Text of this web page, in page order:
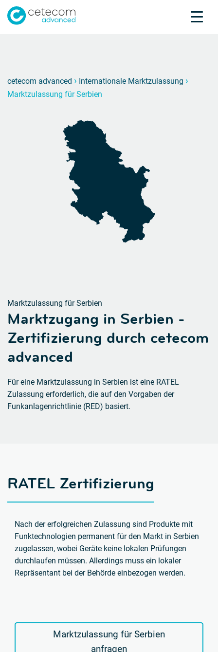
Über uns
Branchen
Knowledge Center
cetecom advanced › Internationale Marktzulassung ›
Marktzulassung für Serbien
Marktzulassung für Serbien
Marktzugang in Serbien -
Zertifizierung durch cetecom
advanced
Für eine Marktzulassung in Serbien ist eine RATEL
Zulassung erforderlich, die auf den Vorgaben der
Funkanlagenrichtlinie (RED) basiert.
RATEL Zertifizierung
Nach der erfolgreichen Zulassung sind Produkte mit
Funktechnologien permanent für den Markt in Serbien
zugelassen, wobei Geräte keine lokalen Prüfungen
durchlaufen müssen. Allerdings muss ein lokaler
Repräsentant bei der Behörde einbezogen werden.
Marktzulassung für Serbien
anfragen